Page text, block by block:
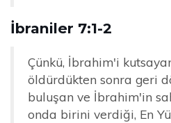
İbraniler 7:1-2
Çünkü, İbrahim'i
öldürdükten sonra geri
buluşan ve İbrahim'in
onda birini verdiği, En